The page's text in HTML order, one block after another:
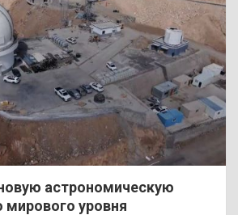
астрономическую
уровня